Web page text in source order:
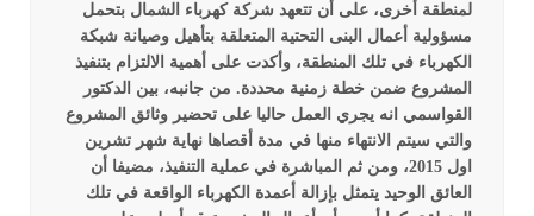
لمنطقة أخرى، على أن تتعهد شركة كهرباء الشمال بتحمل
مسؤولية أعمال البنى التحتية المتعلقة بتأهيل وصيانة شبكة
الكهرباء في تلك المنطقة، وأكدت على أهمية الالتزام بتنفيذ
المشروع ضمن خطة زمنية محددة. من جانبه، بين الدكتور
القواسمي انه يجري العمل حاليا على تحضير وثائق المشروع
والتي سيتم الانتهاء منها في مدة أقصاها نهاية شهر تشرين
اول 2015، ومن ثم المباشرة في عملية التنفيذ، مضيفا أن
العائق الوحيد يتمثل بإزالة أعمدة الكهرباء الواقعة في تلك